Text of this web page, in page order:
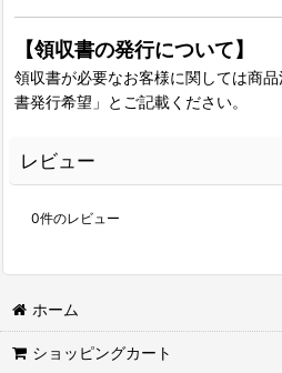
【領収書の発行について】
領収書が必要なお客様に関しては商
書発行希望」とご記載ください。
レビュー
0件のレビュー
ホーム
ショッピングカート